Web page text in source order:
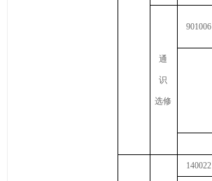
通
识
选修
901006
140022